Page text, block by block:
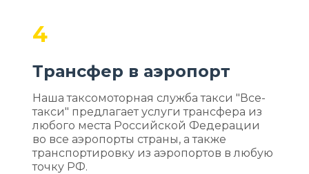
4
Трансфер в аэропорт
Наша таксомоторная служба такси "Все-
такси" предлагает услуги трансфера из
любого места Российской Федерации
во все аэропорты страны, а также
транспортировку из аэропортов в любую
точку РФ.